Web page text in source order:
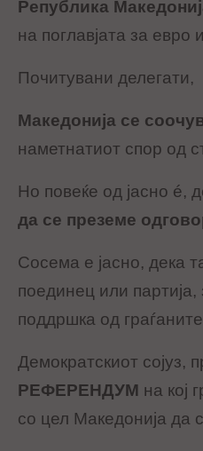
Република
на поглавјата за евро
Почитувани делегати,
Македонија се
наметнатиот спор од
Но повеќе од јасно é,
да се преземе
Сосема е јасно, дека
поединец или
поддршка од
Демократскиот сојуз,
РЕФЕРЕНДУМ на кој
со цел Македонија да